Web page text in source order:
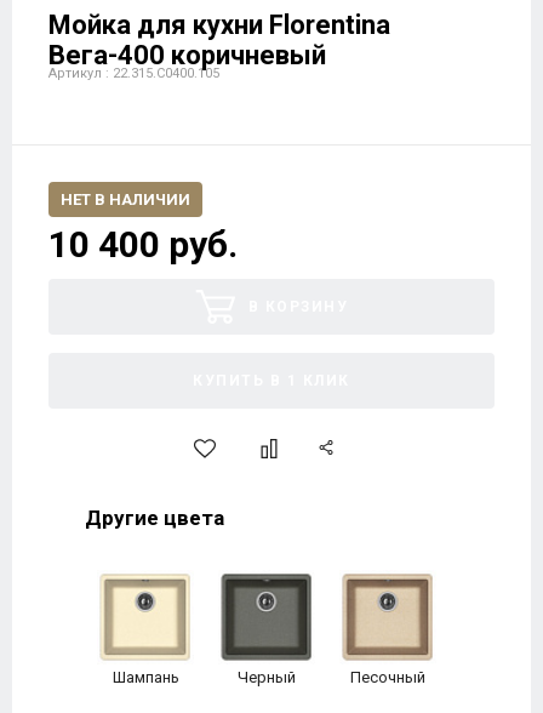
Мойка для кухни Florentina
Вега-400 коричневый
Артикул : 22.315.C0400.105
НЕТ В НАЛИЧИИ
10 400 руб.
Другие цвета
Шампань Черный Песочный